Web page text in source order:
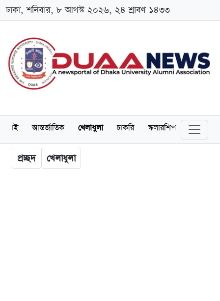
ঢাকা, শনিবার, ৮ আগস্ট ২০২৬, ২৪ শ্রাবণ ১৪৩৩
আন্তর্জাতিক খেলাধুলা চাকরি স্কলারশিপ বিনোদন
প্রচ্ছদ খেলাধুলা